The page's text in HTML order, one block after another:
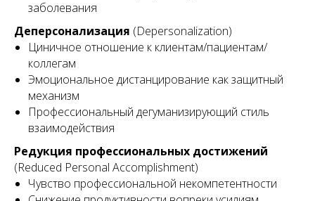
заболевания
Деперсонализация (Depersonalization)
Циничное отношение к клиентам/пациентам/
коллегам
Эмоциональное дистанцирование как защитный
механизм
Профессиональный дегуманизирующий стиль
взаимодействия
Редукция профессиональных достижений
(Reduced Personal Accomplishment)
Чувство профессиональной некомпетентности